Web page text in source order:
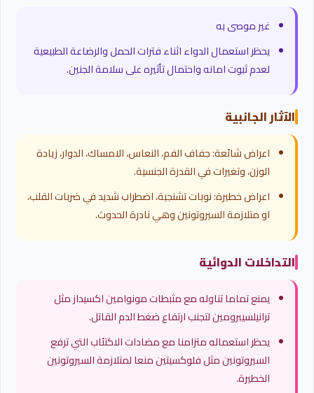
غير موصى به
يحظر استعمال الدواء اثناء فترات الحمل والرضاعة الطبيعية
لعدم ثبوت امانه واحتمال تأثيره على سلامة الجنين.
الآثار الجانبية
اعراض شائعة: جفاف الفم، النعاس، الامساك، الدوار، زيادة
الوزن، وتغيرات في القدرة الجنسية.
اعراض خطيرة: نوبات تشنجية، اضطراب شديد في ضربات القلب،
او متلازمة السيروتونين وهي نادرة الحدوث.
التداخلات الدوائية
يمنع تماما تناوله مع مثبطات مونوامين اكسيداز مثل
ترانيلسيبرومين لتجنب ارتفاع ضغط الدم القاتل.
يحظر استعماله متزامنا مع مضادات الاكتئاب التي ترفع
السيروتونين مثل فلوكسيتين منعا لمتلازمة السيروتونين
الخطيرة.